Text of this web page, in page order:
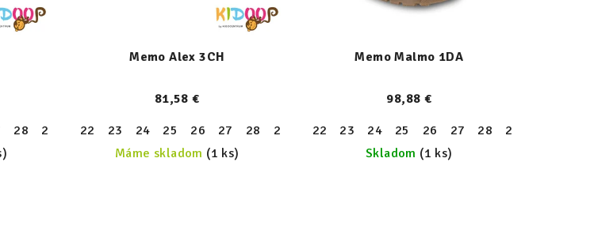
28 29 30
31
Memo Alex 3CH
81,58 €
22
23 24 25 26 27 28 29 30
31
Máme skladom (1 ks)
Memo Malmo 1DA
98,88 €
22
23 24 25 26 27 28 29
Skladom (1 ks)